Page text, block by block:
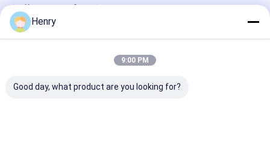
推薦されたプロダクト
Henry
9:00 PM
Good day, what product are you looking for?